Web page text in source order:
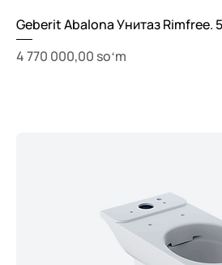
Geberit Abalona Унитаз Rimfree.
Price
4 770 000,00 soʻm